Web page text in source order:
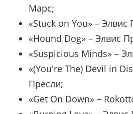
Марс;
«Stuck on You» – Элвис
«Hound Dog» – Элвис
«Suspicious Minds» –
«(You're The) Devil in
Пресли;
«Get On Down» –